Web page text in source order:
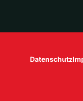
Datenschutz